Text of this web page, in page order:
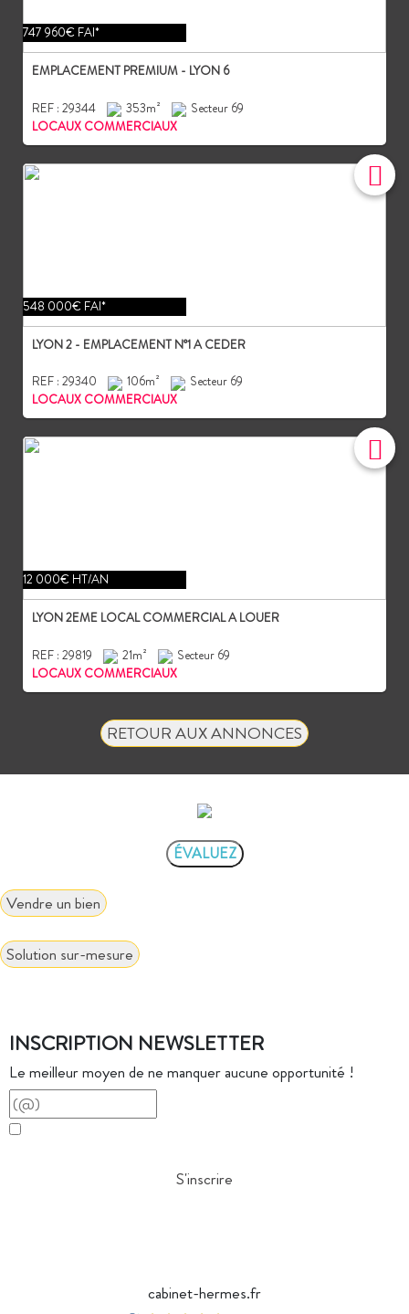
747 960€ FAI*
EMPLACEMENT PREMIUM - LYON 6
REF : 29344 353m²
Secteur 69
LOCAUX COMMERCIAUX
548 000€ FAI*
LYON 2 - EMPLACEMENT N°1 A CEDER
REF : 29340 106m²
Secteur 69
LOCAUX COMMERCIAUX
12 000€ HT/AN
LYON 2EME LOCAL COMMERCIAL A LOUER
REF : 29819 21m²
Secteur 69
LOCAUX COMMERCIAUX
RETOUR AUX ANNONCES
ÉVALUEZ
Vendre un bien
Solution sur-mesure
INSCRIPTION NEWSLETTER
Le meilleur moyen de ne manquer aucune opportunité !
S'inscrire
cabinet-hermes.fr